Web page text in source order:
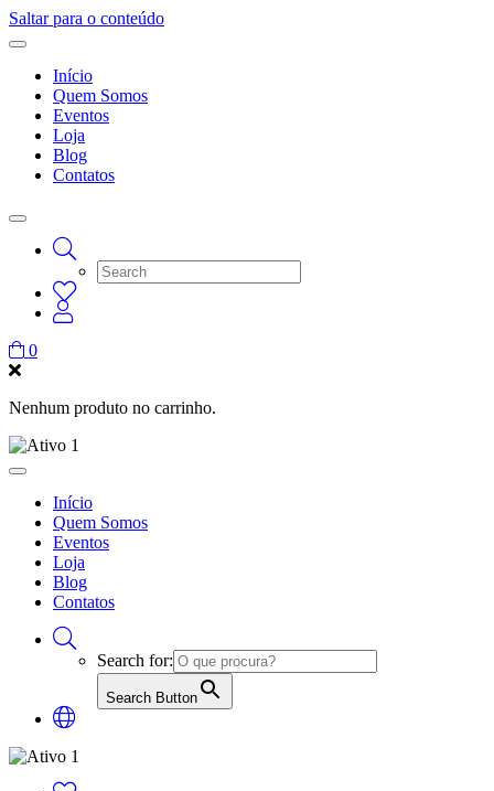
Saltar para o conteúdo
Início
Quem Somos
Eventos
Loja
Blog
Contatos
0
Nenhum produto no carrinho.
Início
Quem Somos
Eventos
Loja
Blog
Contatos
Search for:
Search Button